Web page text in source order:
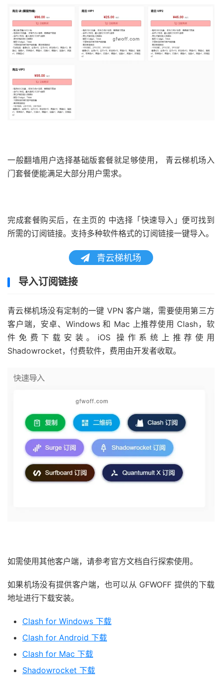
一般翻墙用户选择基础版套餐就足够使用， 青云梯机场入
门套餐便能满足大部分用户需求。
完成套餐购买后，在主页的 中选择「快速导入」便可找到
所需的订阅链接。支持多种软件格式的订阅链接一键导入。
青云梯机场
导入订阅链接
青云梯机场没有定制的一键 VPN 客户端，需要使用第三方
客户端，安卓、Windows 和 Mac 上推荐使用 Clash，软
件免费下载安装。iOS 操作系统上推荐使用
Shadowrocket，付费软件，费用由开发者收取。
如需使用其他客户端，请参考官方文档自行探索使用。
如果机场没有提供客户端，也可以从 GFWOFF 提供的下载
地址进行下载安装。
Clash for Windows 下载
Clash for Android 下载
Clash for Mac 下载
Shadowrocket 下载